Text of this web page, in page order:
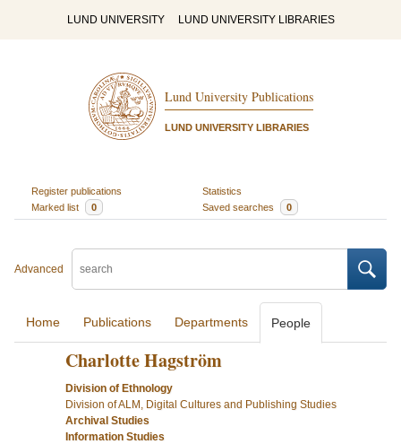
LUND UNIVERSITY LUND UNIVERSITY LIBRARIES
Lund University Publications
LUND UNIVERSITY LIBRARIES
Register publications
Statistics
Marked list
0 Saved searches 0
Advanced
Home Publications Departments People
Charlotte Hagström
Division of Ethnology
Division of ALM, Digital Cultures and Publishing Studies
Archival Studies
Information Studies